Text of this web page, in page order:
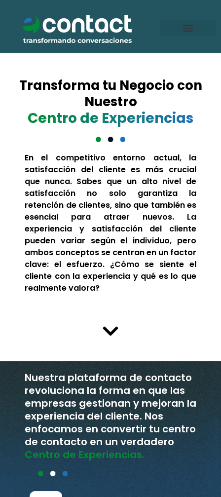
contenido
Transforma tu Negocio con
Nuestro
Centro de Experiencias
En el competitivo entorno actual, la
satisfacción del cliente es más crucial
que nunca. Sabes que un alto nivel de
satisfacción no solo garantiza la
retención de clientes, sino que también es
esencial para atraer nuevos. La
experiencia y satisfacción del cliente
pueden variar según el individuo, pero
ambos conceptos se centran en un factor
clave: el esfuerzo. ¿Cómo se siente el
cliente con la experiencia y qué es lo que
realmente valora?
Nuestra plataforma de contacto
revoluciona la forma en que las
empresas gestionan y mejoran la
experiencia del cliente. Nos
enfocamos en convertir tu centro
de contacto en un verdadero
Centro de Experiencias.